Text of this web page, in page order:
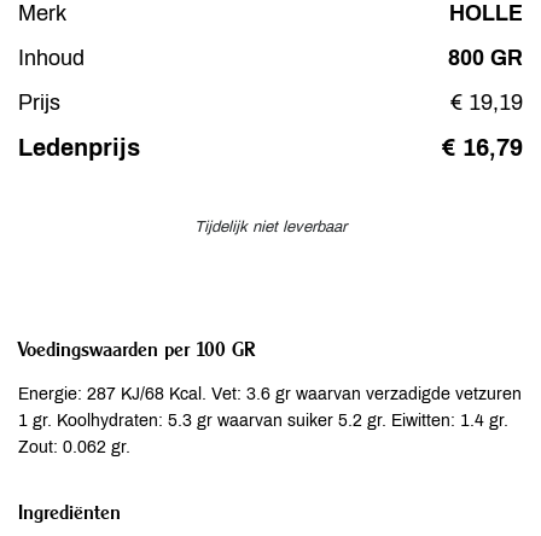
Merk
HOLLE
Inhoud
800 GR
Prijs
€ 19,19
Ledenprijs € 16,79
Tijdelijk niet leverbaar
Voedingswaarden per 100 GR
Energie: 287 KJ/68 Kcal. Vet: 3.6 gr waarvan verzadigde vetzuren
1 gr. Koolhydraten: 5.3 gr waarvan suiker 5.2 gr. Eiwitten: 1.4 gr.
Zout: 0.062 gr.
Ingrediënten